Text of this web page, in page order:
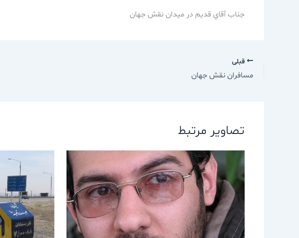
جناب آقاي قديم در ميدان نقش جهان
قبلی
مسافران نقش جهان
تصاویر مرتبط